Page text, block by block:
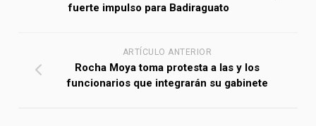
fuerte impulso para Badiraguato
ARTÍCULO ANTERIOR
Rocha Moya toma protesta a las y los
funcionarios que integrarán su gabinete